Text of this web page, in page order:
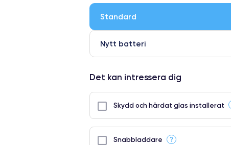
Standard
Nytt batteri
Det kan intressera dig
Skydd och härdat glas installerat
Snabbladdare ?